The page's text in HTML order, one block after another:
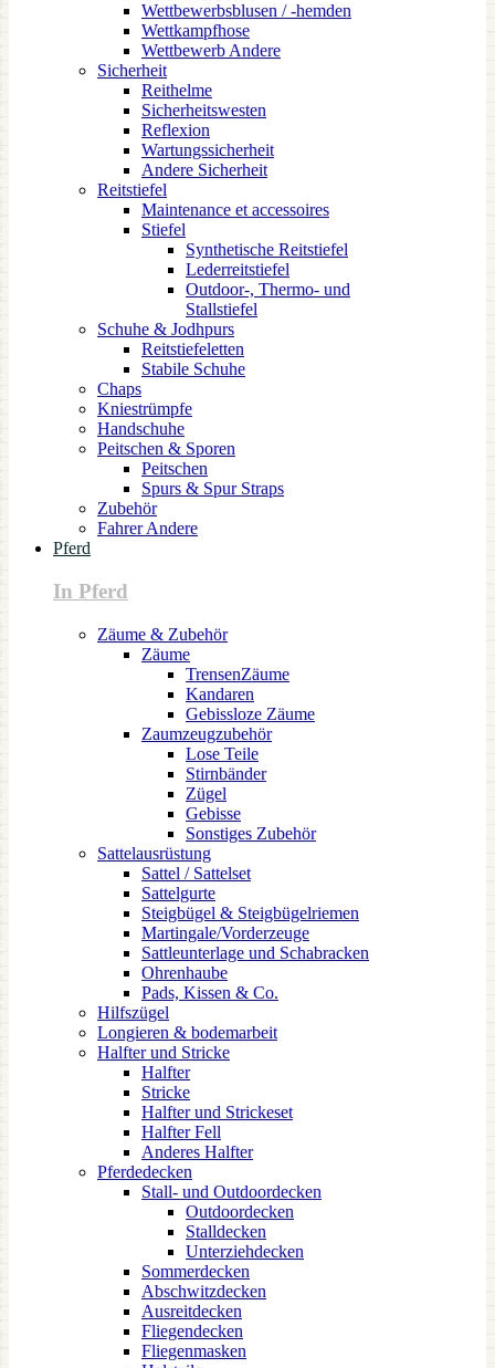
Wettbewerbsblusen / -hemden
Wettkampfhose
Wettbewerb Andere
Sicherheit
Reithelme
Sicherheitswesten
Reflexion
Wartungssicherheit
Andere Sicherheit
Reitstiefel
Maintenance et accessoires
Stiefel
Synthetische Reitstiefel
Lederreitstiefel
Outdoor-, Thermo- und
Stallstiefel
Schuhe & Jodhpurs
Reitstiefeletten
Stabile Schuhe
Chaps
Kniestrümpfe
Handschuhe
Peitschen & Sporen
Peitschen
Spurs & Spur Straps
Zubehör
Fahrer Andere
Pferd
In Pferd
Zäume & Zubehör
Zäume
TrensenZäume
Kandaren
Gebissloze Zäume
Zaumzeugzubehör
Lose Teile
Stirnbänder
Zügel
Gebisse
Sonstiges Zubehör
Sattelausrüstung
Sattel / Sattelset
Sattelgurte
Steigbügel & Steigbügelriemen
Martingale/Vorderzeuge
Sattleunterlage und Schabracken
Ohrenhaube
Pads, Kissen & Co.
Hilfszügel
Longieren & bodemarbeit
Halfter und Stricke
Halfter
Stricke
Halfter und Strickeset
Halfter Fell
Anderes Halfter
Pferdedecken
Stall- und Outdoordecken
Outdoordecken
Stalldecken
Unterziehdecken
Sommerdecken
Abschwitzdecken
Ausreitdecken
Fliegendecken
Fliegenmasken